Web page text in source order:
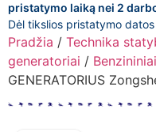
pristatymo laiką nei 2
Dėl tikslios pristatymo
Pradžia / Technika
generatoriai /
GENERATORIUS